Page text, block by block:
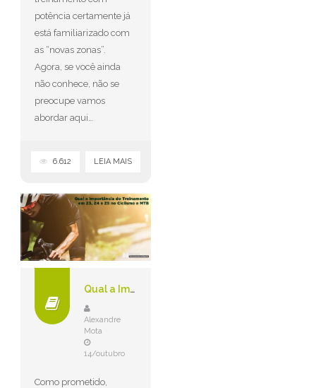
potência certamente já
está familiarizado com
as “novas zonas”.
Agora, se você ainda
não conhece, não se
preocupe vamos
abordar aqui…
6.612 LEIA MAIS
Qual a Importância de se Treinar em Z3, Z4 ou Z5.
Alexandre
Mota
14/outubro
Como prometido,